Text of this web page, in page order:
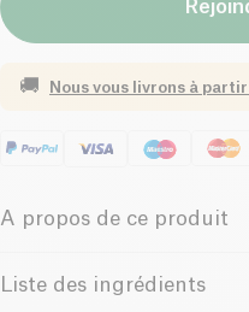
🚚 Nous vous livrons à
A propos de ce produit
Biologique
Liste des ingrédients